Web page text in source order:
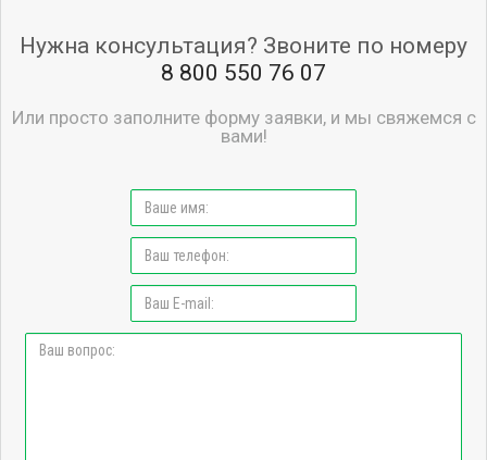
Нужна консультация? Звоните по номеру
8 800 550 76 07
Или просто заполните форму заявки, и мы свяжемся с
вами!